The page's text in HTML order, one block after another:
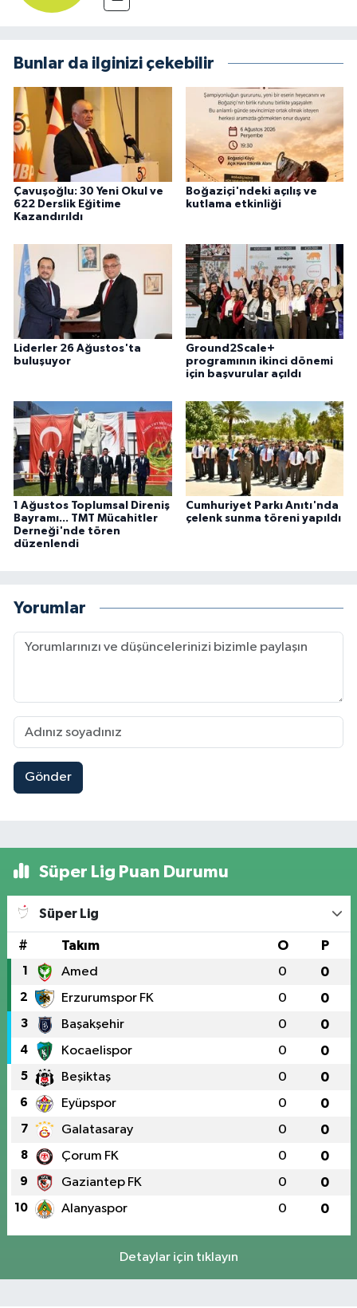
Bunlar da ilginizi çekebilir
Çavuşoğlu: 30 Yeni Okul ve
622 Derslik Eğitime
Kazandırıldı
Boğaziçi'ndeki açılış ve
kutlama etkinliği
Liderler 26 Ağustos'ta
buluşuyor
Ground2Scale+
programının ikinci dönemi
için başvurular açıldı
1 Ağustos Toplumsal Direniş
Bayramı... TMT Mücahitler
Derneği'nde tören
düzenlendi
Cumhuriyet Parkı Anıtı'nda
çelenk sunma töreni yapıldı
Yorumlar
Gönder
Süper Lig Puan Durumu
Süper Lig
# Takım O P
1 Amed 0 0
2 Erzurumspor FK 0 0
3 Başakşehir 0 0
4 Kocaelispor 0 0
5 Beşiktaş 0 0
6 Eyüpspor 0 0
7 Galatasaray 0 0
8 Çorum FK 0 0
9 Gaziantep FK 0 0
10 Alanyaspor 0 0
Detaylar için tıklayın